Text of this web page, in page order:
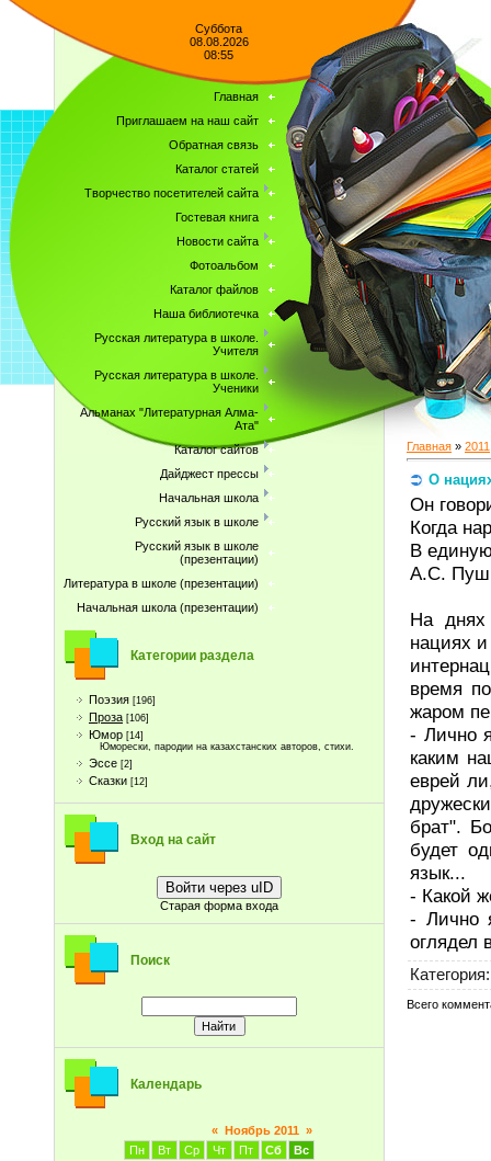
Суббота
08.08.2026
08:55
Главная
Приглашаем на наш сайт
Обратная связь
Каталог статей
Творчество посетителей сайта
Гостевая книга
Новости сайта
Фотоальбом
Каталог файлов
Наша библиотечка
Русская литература в школе.
Учителя
Русская литература в школе.
Ученики
Альманах "Литературная Алма-
Ата"
Каталог сайтов
Дайджест прессы
Начальная школа
Русский язык в школе
Русский язык в школе
(презентации)
Литература в школе (презентации)
Начальная школа (презентации)
Категории раздела
Поэзия [196]
Проза [106]
Юмор [14]
Юморески, пародии на казахстанских авторов, стихи.
Эссе [2]
Сказки [12]
Вход на сайт
Войти через uID
Старая форма входа
Поиск
Календарь
« Ноябрь 2011 »
Пн
Вт Ср Чт Пт Сб
Вс
Главная » 2011
О
Он
Когда
В
А.С.
На днях
нациях
время
жаром
- Лично
каким
еврей
брат".
будет
язык...
- Какой
- Лично
оглядел
Категория:
Всего